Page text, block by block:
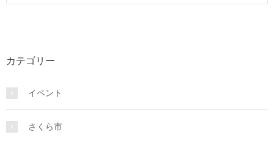
カテゴリー
イベント
さくら市